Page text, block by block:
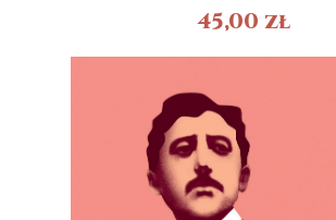
45,00 zł